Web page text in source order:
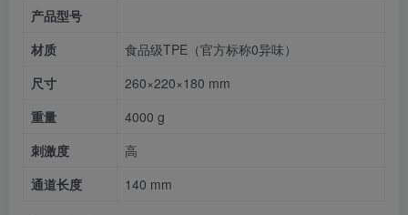
产品型号
材质
食品级TPE（官方标称0异味）
尺寸
260×220×180 mm
重量
4000 g
刺激度
高
通道长度
140 mm